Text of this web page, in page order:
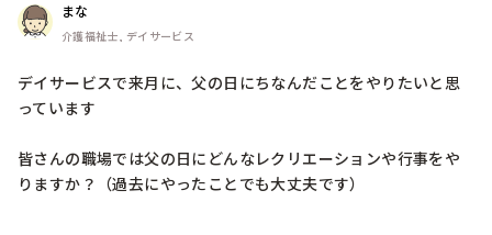
まな
介護福祉士, デイサービス
デイサービスで来月に、父の日にちなんだことをやりたいと思
っています
皆さんの職場では父の日にどんなレクリエーションや行事をや
りますか？（過去にやったことでも大丈夫です）